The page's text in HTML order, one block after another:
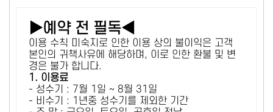
▶예약 전 필독◀
이용 수칙 미숙지로 인한 이용 상의 불이익은 고객
본인의 귀책사유에 해당하며, 이로 인한 환불 및 변
경은 불가 합니다.
1. 이용료
- 성수기 : 7월 1일 ~ 8월 31일
- 비수기 : 1년중 성수기를 제외한 기간